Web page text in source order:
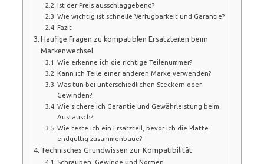
Ist der Preis ausschlaggebend?
Wie wichtig ist schnelle Verfügbarkeit und Garantie?
Fazit
Häufige Fragen zu kompatiblen Ersatzteilen beim
Markenwechsel
Wie erkenne ich die richtige Teilenummer?
Kann ich Teile einer anderen Marke verwenden?
Was tun bei unterschiedlichen Steckern oder
Gewinden?
Wie sichere ich Garantie und Gewährleistung beim
Austausch?
Wie teste ich ein Ersatzteil, bevor ich die Platte
endgültig zusammenbaue?
Technisches Grundwissen zur Kompatibilität
Schrauben, Gewinde und Normen